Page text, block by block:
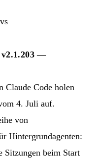
v2.1.203 —
Code holen
4. Juli auf.
von
Hintergrundagenten:
Sitzungen beim Start